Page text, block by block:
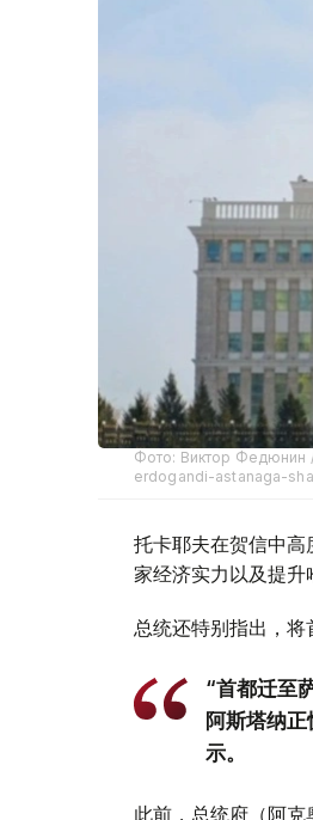
Фото: Виктор
erdogandi-astanaga-
托卡耶夫在贺信中
家经济实力以及提升
总统还特别指出，将
“首都迁至
阿斯塔纳
示。
此前，总统府（阿克